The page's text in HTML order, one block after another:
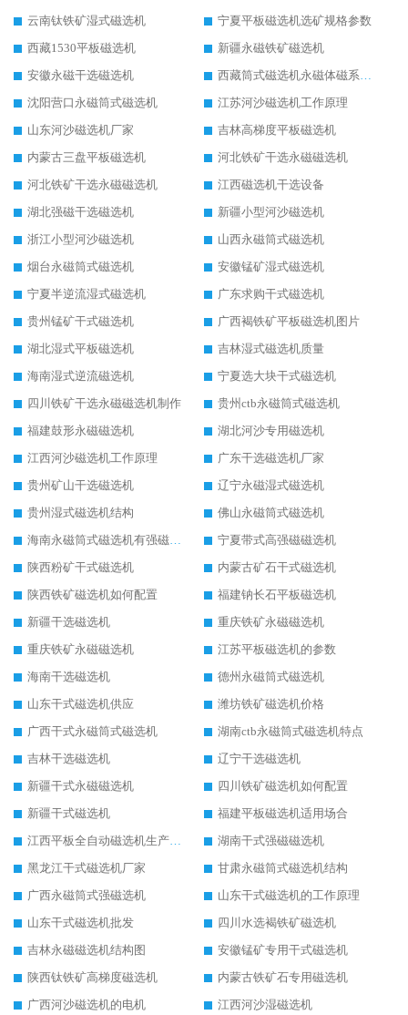
云南钛铁矿湿式磁选机
宁夏平板磁选机选矿规格参数
西藏1530平板磁选机
新疆永磁铁矿磁选机
安徽永磁干选磁选机
西藏筒式磁选机永磁体磁系设计
沈阳营口永磁筒式磁选机
江苏河沙磁选机工作原理
山东河沙磁选机厂家
吉林高梯度平板磁选机
内蒙古三盘平板磁选机
河北铁矿干选永磁磁选机
河北铁矿干选永磁磁选机
江西磁选机干选设备
湖北强磁干选磁选机
新疆小型河沙磁选机
浙江小型河沙磁选机
山西永磁筒式磁选机
烟台永磁筒式磁选机
安徽锰矿湿式磁选机
宁夏半逆流湿式磁选机
广东求购干式磁选机
贵州锰矿干式磁选机
广西褐铁矿平板磁选机图片
湖北湿式平板磁选机
吉林湿式磁选机质量
海南湿式逆流磁选机
宁夏选大块干式磁选机
四川铁矿干选永磁磁选机制作
贵州ctb永磁筒式磁选机
福建鼓形永磁磁选机
湖北河沙专用磁选机
江西河沙磁选机工作原理
广东干选磁选机厂家
贵州矿山干选磁选机
辽宁永磁湿式磁选机
贵州湿式磁选机结构
佛山永磁筒式磁选机
海南永磁筒式磁选机有强磁的吗
宁夏带式高强磁磁选机
陕西粉矿干式磁选机
内蒙古矿石干式磁选机
陕西铁矿磁选机如何配置
福建钠长石平板磁选机
新疆干选磁选机
重庆铁矿永磁磁选机
重庆铁矿永磁磁选机
江苏平板磁选机的参数
海南干选磁选机
德州永磁筒式磁选机
山东干式磁选机供应
潍坊铁矿磁选机价格
广西干式永磁筒式磁选机
湖南ctb永磁筒式磁选机特点
吉林干选磁选机
辽宁干选磁选机
新疆干式永磁磁选机
四川铁矿磁选机如何配置
新疆干式磁选机
福建平板磁选机适用场合
江西平板全自动磁选机生产厂家
湖南干式强磁磁选机
黑龙江干式磁选机厂家
甘肃永磁筒式磁选机结构
广西永磁筒式强磁选机
山东干式磁选机的工作原理
山东干式磁选机批发
四川水选褐铁矿磁选机
吉林永磁磁选机结构图
安徽锰矿专用干式磁选机
陕西钛铁矿高梯度磁选机
内蒙古铁矿石专用磁选机
广西河沙磁选机的电机
江西河沙湿磁选机